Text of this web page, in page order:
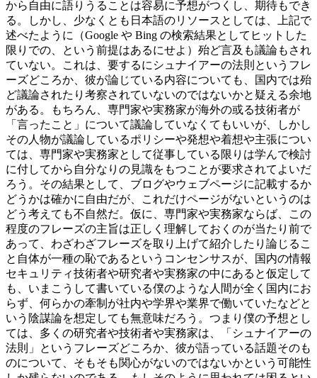
から自由に語りうることは容易に予想がつくし、期待もでき
る。しかし、少なくとも日本語のリソースとしては、上記で
述べたように（Google や Bing の検索結果としてヒットした
限りでの、という前提はあるにせよ）殆ど言及も議論もされ
ていない。これは、要するにシュナイアーの法則というフレ
ーズどころか、彼が論じている内容についても、国内では殆
ど議論されたり考察されていないのではないかと疑える余地
がある。もちろん、専門家や実務家が海外の或る技術者が
「言ったこと」について議論していなくてもいいが、しかし
その人物が議論しているポリシーや発想や着想や主張につい
ては、専門家や実務家として従事している限りは学んで検討
に付してから自分なりの見識をもつことが要求されてよいだ
ろう。その結果として、ブログやウェブページに記載するか
どうかは確かに自由だが、これだけページがないというのは
どう考えても不自然だ。仮に、専門家や実務家ならば、この
程度のフレーズの主旨は正しく理解しておくのが当たり前で
あって、わざわざフレーズを取り上げて紹介したり論じるこ
と自体が一種の恥であるというコンセンサスが、国内の情報
セキュリティ技術者や研究者や実務家の中にあると仮定して
も、いまこうして書いている僕のような人間が全く国内にお
らず、何らかの牽制が社内や学界や業界で働いていたなどと
いう陰謀論を想定しても無意味だろう。つまり僕の予想とし
ては、多くの研究者や技術者や実務家は、「シュナイアーの
法則」というフレーズどころか、彼が語っている話題そのも
のについて、そもそも関心がないのではないかという可能性